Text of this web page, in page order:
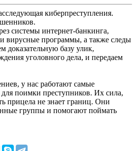
киберпреступления.
системы интернет-банкинга,
вирусные программы, а также следы
доказательную базу улик,
уголовного дела, и передаем
у нас работают самые
поимки преступников. Их сила,
прицела не знает границ. Они
группы и помогают поймать